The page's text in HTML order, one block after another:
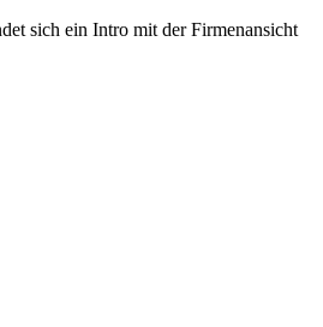
sich ein Intro mit der Firmenansicht